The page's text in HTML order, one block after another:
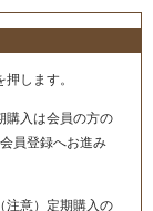
します。
購入は会員の方の
員登録へお進み
注意）定期購入の